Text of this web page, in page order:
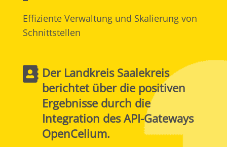
Effiziente Verwaltung und Skalierung von
Schnittstellen
 Der Landkreis Saalekreis
berichtet über die positiven
Ergebnisse durch die
Integration des API-Gateways
OpenCelium.